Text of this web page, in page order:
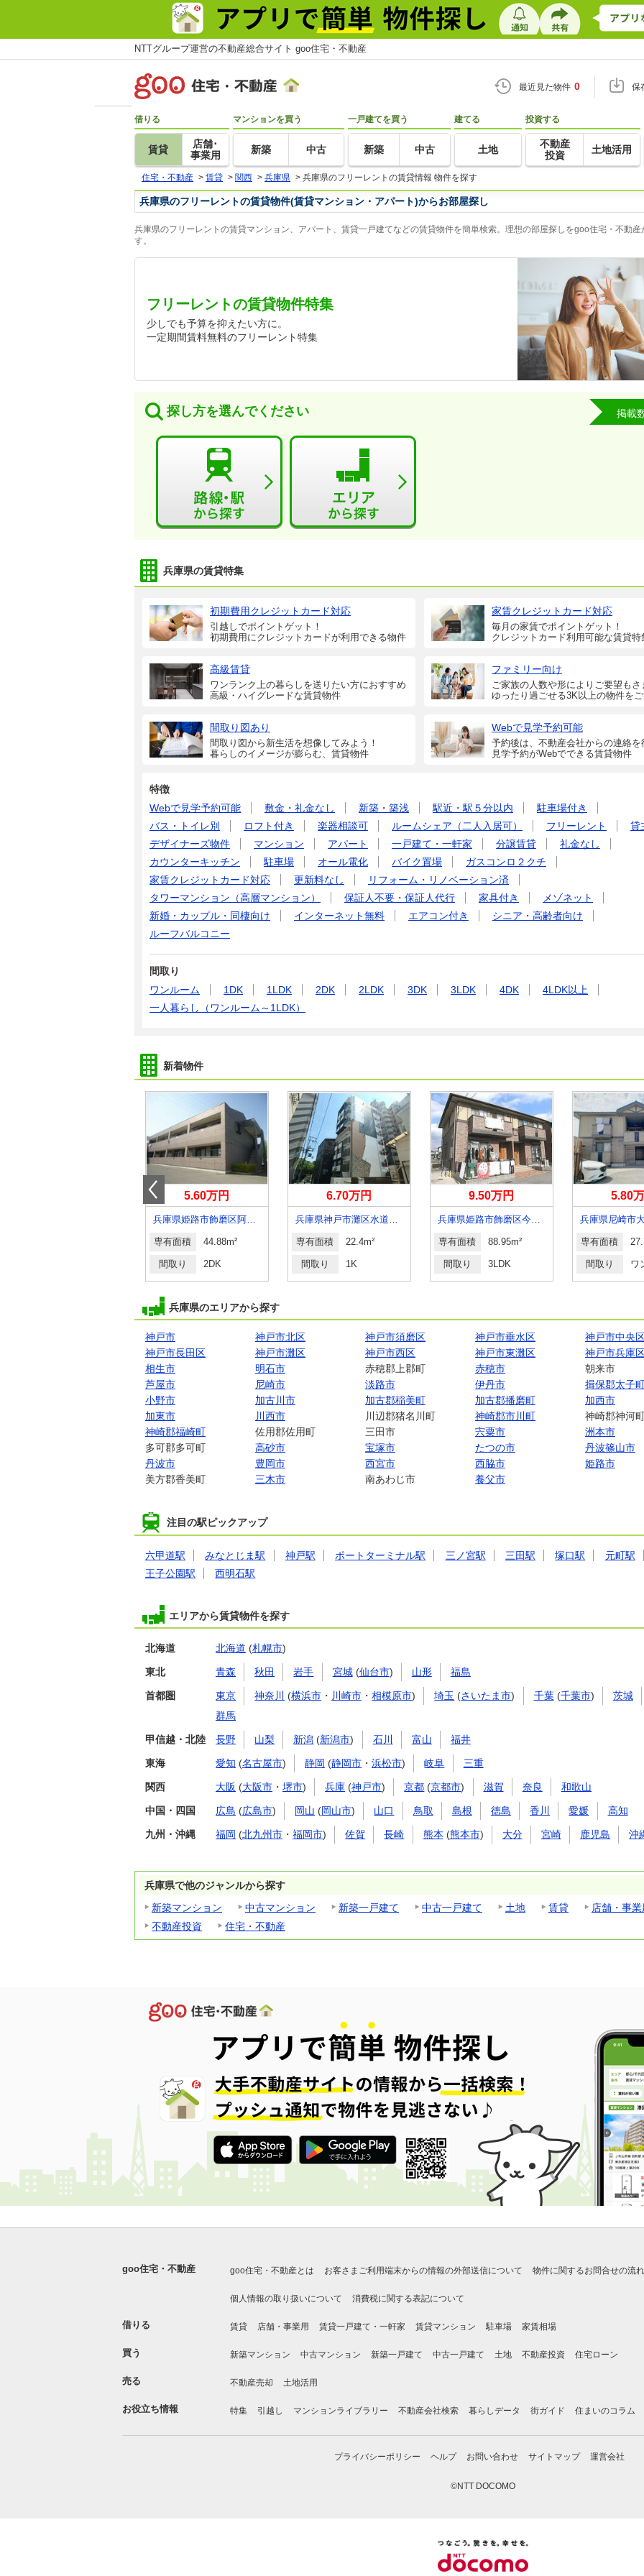
NTTグループ運営の不動産総合サイト goo住宅・不動産
最近見た物件 0 保
借りる
賃貸
店舗･
事業用
マンションを買う
新築 中古
一戸建てを買う
新築 中古
建てる
土地
投資する
不動産
投資
土地活用
住宅・不動産 > 賃貸 > 関西 > 兵庫県 > 兵庫県のフリーレントの賃貸情報 物件を探す
兵庫県のフリーレントの賃貸物件(賃貸マンション・アパート)からお部屋探し
兵庫県のフリーレントの賃貸マンション、アパート、賃貸一戸建てなどの賃貸物件を簡単検索。理想の部屋探しをgoo住宅・不動産
す。
フリーレントの賃貸物件特集
少しでも予算を抑えたい方に。
一定期間賃料無料のフリーレント特集
探し方を選んでください 掲載
兵庫県の賃貸特集
初期費用クレジットカード対応
引越しでポイントゲット！
初期費用にクレジットカードが利用できる物件
家賃クレジットカード対応
毎月の家賃でポイントゲット！
クレジットカード利用可能な賃貸特
高級賃貸
ワンランク上の暮らしを送りたい方におすすめ
高級・ハイグレードな賃貸物件
ファミリー向け
ご家族の人数や形によりご要望もさ
ゆったり過ごせる3K以上の物件をご
間取り図あり
間取り図から新生活を想像してみよう！
暮らしのイメージが膨らむ、賃貸物件
Webで見学予約可能
予約後は、不動産会社からの連絡を
見学予約がWebでできる賃貸物件
特徴
Webで見学予約可能
敷金・礼金なし 新築・築浅 駅近・駅５分以内
駐車場付き
バス・トイレ別
ロフト付き 楽器相談可 ルームシェア（二人入居可） フリーレント
貸
デザイナーズ物件
マンション アパート 一戸建て・一軒家 分譲賃貸
礼金なし
カウンターキッチン
駐車場 オール電化 バイク置場
ガスコンロ２クチ
家賃クレジットカード対応
更新料なし
リフォーム・リノベーション済
タワーマンション（高層マンション）
保証人不要・保証人代行 家具付き
メゾネット
新婚・カップル・同棲向け
インターネット無料 エアコン付き
シニア・高齢者向け
ルーフバルコニー
間取り
ワンルーム
1DK 1LDK 2DK 2LDK 3DK 3LDK 4DK
4LDK以上
一人暮らし（ワンルーム～1LDK）
新着物件
5.60万円
兵庫県姫路市飾磨区阿成植木
専有面積 44.88m²
間取り 2DK
6.70万円
兵庫県神戸市灘区水道筋６丁目
専有面積 22.4m²
間取り 1K
9.50万円
兵庫県姫路市飾磨区今在家北２丁目
専有面積 88.95m²
間取り 3LDK
5.80
専有面積
間取り ワ
兵庫県のエリアから探す
神戸市 神戸市北区 神戸市須磨区 神戸市垂水区
神戸市中央
神戸市長田区
神戸市灘区 神戸市西区 神戸市東灘区
神戸市兵庫
相生市
明石市 赤穂郡上郡町 赤穂市
朝来市
芦屋市
尼崎市 淡路市 伊丹市
揖保郡太子
小野市
加古川市 加古郡稲美町 加古郡播磨町
加西市
加東市
川西市 川辺郡猪名川町 神崎郡市川町
神崎郡神河
神崎郡福崎町
佐用郡佐用町 三田市 宍粟市
洲本市
多可郡多可町
高砂市 宝塚市 たつの市
丹波篠山市
丹波市
豊岡市 西宮市 西脇市
姫路市
美方郡香美町
三木市 南あわじ市 養父市
注目の駅ピックアップ
六甲道駅 みなとじま駅 神戸駅 ポートターミナル駅 三ノ宮駅 三田駅 塚口駅
元町駅
王子公園駅
西明石駅
エリアから賃貸物件を探す
北海道 北海道 (札幌市)
東北 青森 秋田 岩手 宮城(仙台市) 山形 福島
首都圏 東京 神奈川 (横浜市 ・ 川崎市 ・相模原市) 埼玉 (さいたま市) 千葉(千葉市) 茨城
群馬
甲信越・北陸 長野 山梨 新潟 (新潟市) 石川 富山 福井
東海 愛知 (名古屋市) 静岡 (静岡市 ・浜松市) 岐阜 三重
関西 大阪 (大阪市 ・ 堺市) 兵庫 (神戸市) 京都 (京都市) 滋賀 奈良 和歌山
中国・四国 広島 (広島市) 岡山 (岡山市) 山口 鳥取 島根 徳島 香川 愛媛 高知
九州・沖縄 福岡 (北九州市 ・ 福岡市) 佐賀 長崎 熊本 (熊本市) 大分 宮崎 鹿児島 沖
兵庫県で他のジャンルから探す
新築マンション
中古マンション 新築一戸建て 中古一戸建て 土地 賃貸
店舗・事業
不動産投資
住宅・不動産
goo住宅・不動産 goo住宅・不動産とは お客さまご利用端末からの情報の外部送信について 物件に関するお問合せの流れ
個人情報の取り扱いについて 消費税に関する表記について
借りる 賃貸 店舗・事業用 賃貸一戸建て・一軒家 賃貸マンション 駐車場 家賃相場
買う 新築マンション 中古マンション 新築一戸建て 中古一戸建て 土地 不動産投資 住宅ローン
売る 不動産売却 土地活用
お役立ち情報 特集 引越し マンションライブラリー 不動産会社検索 暮らしデータ 街ガイド 住まいのコラム
プライバシーポリシー ヘルプ お問い合わせ サイトマップ 運営会社
©NTT DOCOMO